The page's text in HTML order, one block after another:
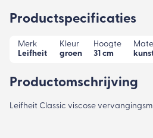
Productspecificaties
Merk
Leifheit
Kleur
groen
Hoogte
31 cm
Productomschrijving
Leifheit Classic viscose